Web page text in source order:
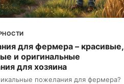
для фермера – красивые,
и оригинальные
для хозяина
пожелания для фермера?